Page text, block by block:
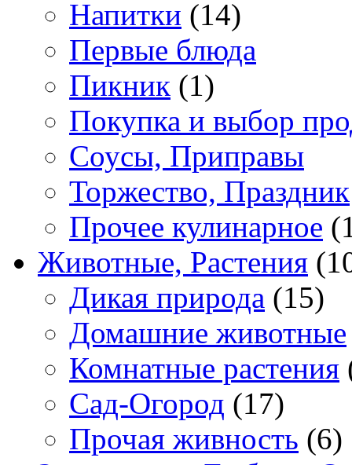
Напитки (14)
Первые блюда
Пикник (1)
Покупка и выбор
Соусы, Приправы
Торжество, Праздник
Прочее кулинарное
Животные, Растения
Дикая природа (15)
Домашние животные
Комнатные растения
Сад-Огород (17)
Прочая живность (6)